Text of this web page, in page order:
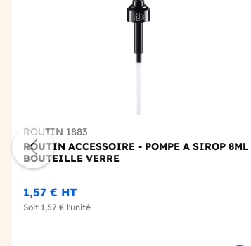
ROUTIN 1883
ROUTIN ACCESSOIRE - POMPE A SIROP 8ML
BOUTEILLE VERRE
1,57 € HT
Soit 1,57 € l'unité